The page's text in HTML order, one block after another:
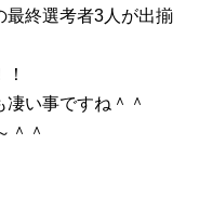
最終選考者3人が出揃
い事ですね＾＾
＾＾